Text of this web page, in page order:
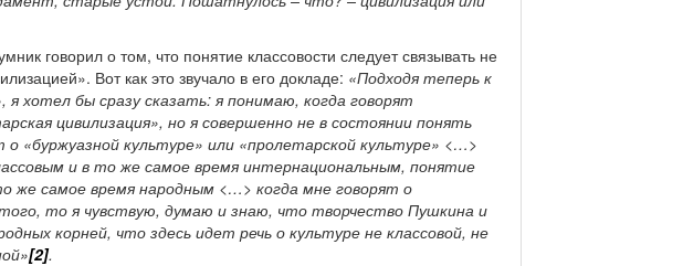
говорил о том, что понятие классовости следует связывать не
Вот как это звучало в его докладе: «Подходя теперь к
я хотел бы сразу сказать: я понимаю, когда говорят
цивилизация», но я совершенно не в состоянии понять
о «буржуазной культуре» или «пролетарской культуре» <…>
и в то же самое время интернациональным, понятие
же самое время народным <…> когда мне говорят о
то я чувствую, думаю и знаю, что творчество Пушкина и
корней, что здесь идет речь о культуре не классовой, не
[2].